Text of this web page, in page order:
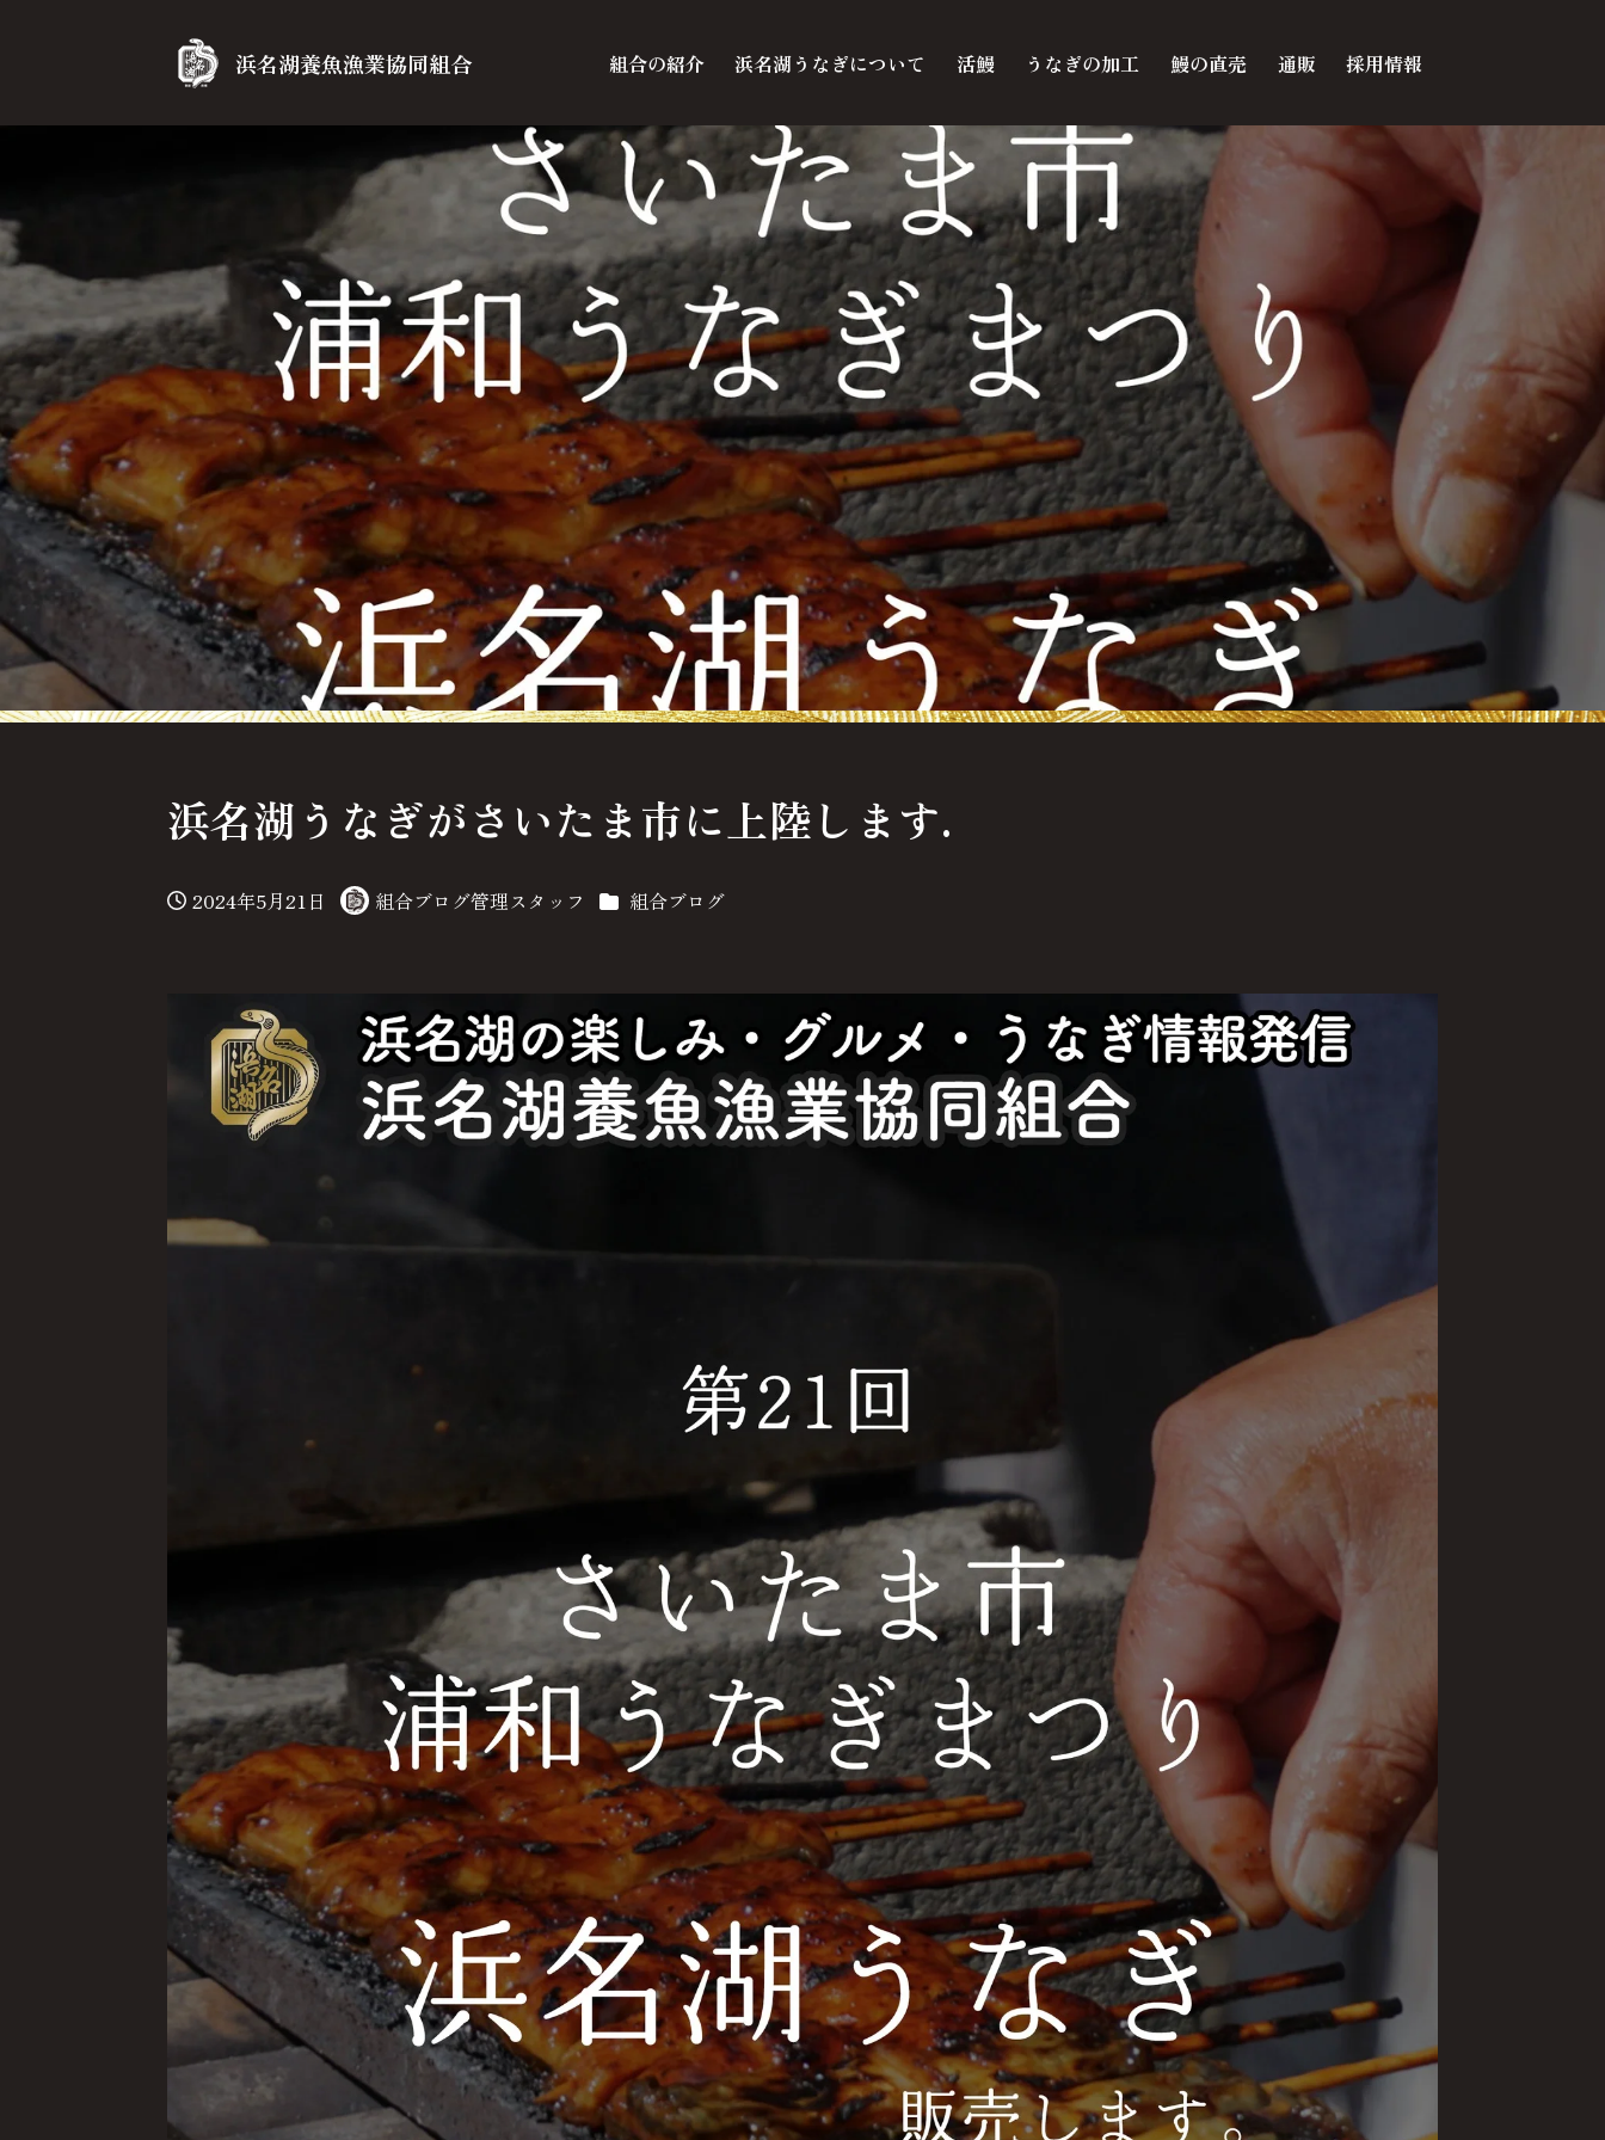
浜名湖養魚漁業協同組合 組合の紹介 浜名湖うなぎについて 活鰻 うなぎの加工 鰻の直売 通販 採用情報
浜名湖うなぎがさいたま市に上陸します.
投稿日
2024年5月21日
著
組合ブログ管理スタッフ カテゴリー
組合ブログ